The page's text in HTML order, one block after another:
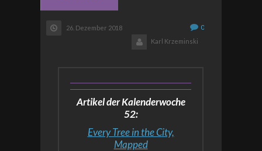
26. Dezember 2018
0
Karl Krzeminski
Artikel der Kalenderwoche
52:
Every Tree in the City,
Mapped